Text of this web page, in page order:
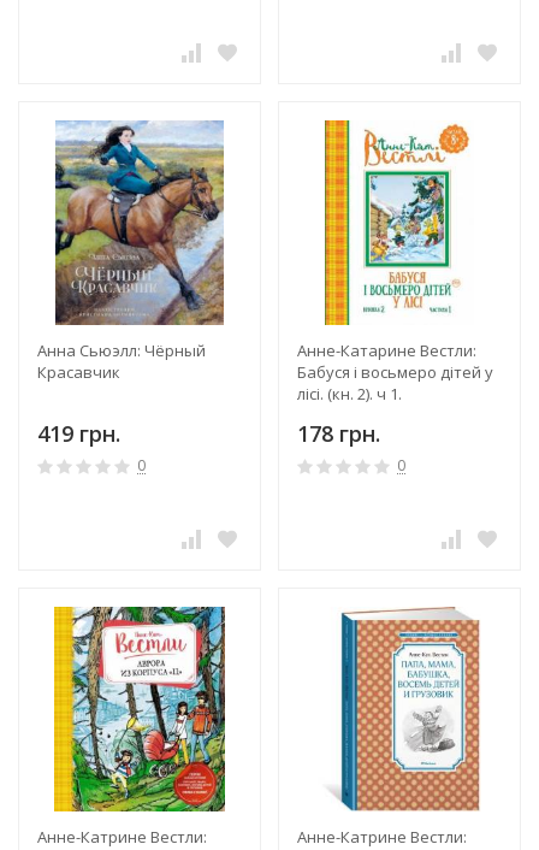
Анна Сьюэлл: Чёрный
Красавчик
419 грн.
0
Анне-Катарине Вестли:
Бабуся і восьмеро дітей у
лісі. (кн. 2). ч 1.
178 грн.
0
Анне-Катрине Вестли:
Анне-Катрине Вестли: